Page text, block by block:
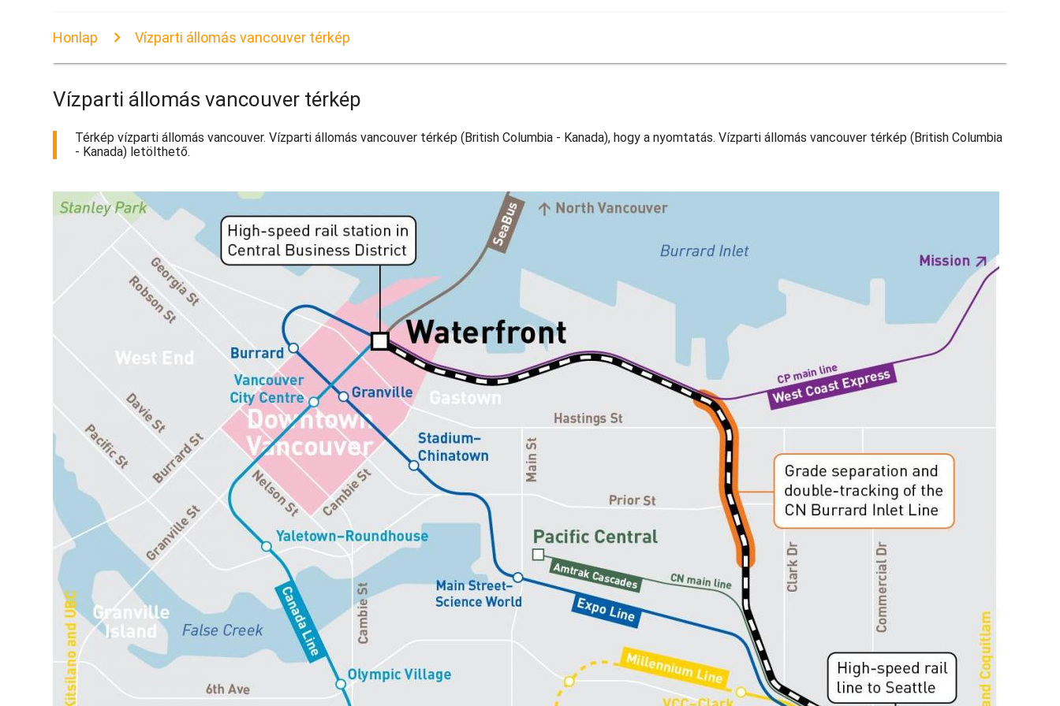
Honlap Vízparti állomás vancouver térkép
Vízparti állomás vancouver térkép
Térkép vízparti állomás vancouver. Vízparti állomás vancouver térkép (British Columbia - Kanada), hogy a nyomtatás. Vízparti állomás vancouver térkép (British Columbia
- Kanada) letölthető.